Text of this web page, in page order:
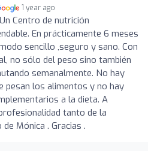
1 year ago
Un Centro de nutrición
En prácticamente 6 meses
sencillo ,seguro y sano. Con
no sólo del peso sino también
semanalmente. No hay
pesan los alimentos y no hay
a la dieta. A
tanto de la
Mónica . Gracias .